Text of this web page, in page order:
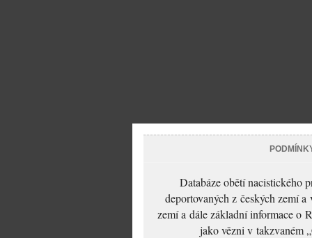
Databáze obětí nacistického
deportovaných z českých zemí
zemí a dále základní informace o
jako vězni v takzvaném